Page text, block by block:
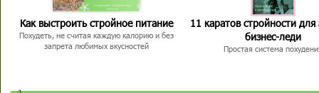
Как выстроить стройное питание
Похудеть, не считая каждую калорию и без
запрета любимых вкусностей
11 каратов стройности для
бизнес-леди
Простая система